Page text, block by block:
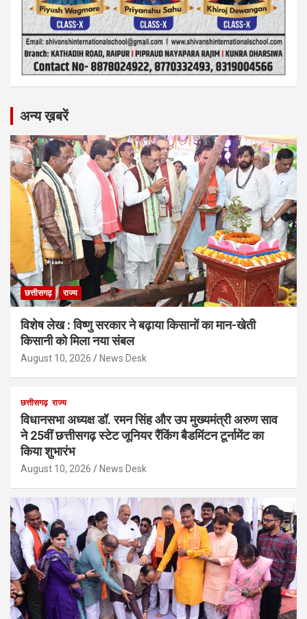
अन्य ख़बरें
छत्तीसगढ़ राज्य
विशेष लेख : विष्णु सरकार ने बढ़ाया किसानों का मान-खेती
किसानी को मिला नया संबल
August 10, 2026 News Desk
छत्तीसगढ़ राज्य
विधानसभा अध्यक्ष डॉ. रमन सिंह और उप मुख्यमंत्री अरुण साव
ने 25वीं छत्तीसगढ़ स्टेट जूनियर रैंकिंग बैडमिंटन टूर्नामेंट का
किया शुभारंभ
August 10, 2026 News Desk